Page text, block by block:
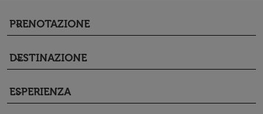
PRENOTAZIONE
keyboard_arrow_down
DESTINAZIONE
keyboard_arrow_down
ESPERIENZA
keyboard_arrow_down